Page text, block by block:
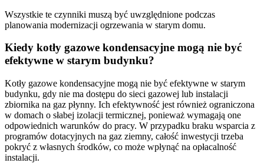
Wszystkie te czynniki muszą być uwzględnione podczas
planowania modernizacji ogrzewania w starym domu.
Kiedy kotły gazowe kondensacyjne mogą nie być
efektywne w starym budynku?
Kotły gazowe kondensacyjne mogą nie być efektywne w starym
budynku, gdy nie ma dostępu do sieci gazowej lub instalacji
zbiornika na gaz płynny. Ich efektywność jest również ograniczona
w domach o słabej izolacji termicznej, ponieważ wymagają one
odpowiednich warunków do pracy. W przypadku braku wsparcia z
programów dotacyjnych na gaz ziemny, całość inwestycji trzeba
pokryć z własnych środków, co może wpłynąć na opłacalność
instalacji.